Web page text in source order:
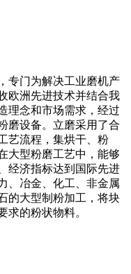
专门为解决工业磨机产
欧洲先进技术并结合我
理念和市场需求，经过
磨设备。立磨采用了合
艺流程，集烘干、粉
大型粉磨工艺中，能够
经济指标达到国际先进
、冶金、化工、非金属
的大型制粉加工，将块
求的粉状物料。